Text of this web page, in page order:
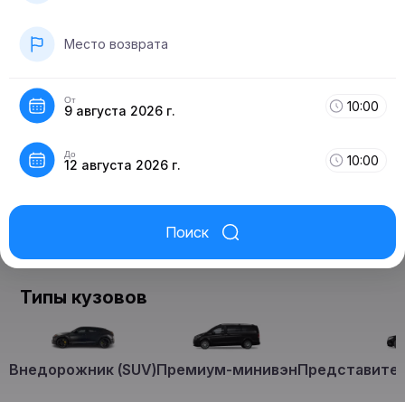
Место возврата
От
9 августа 2026 г. 10:00
До
12 августа 2026 г. 10:00
Поиск
Типы кузовов
Внедорожник (SUV)Премиум-минивэн